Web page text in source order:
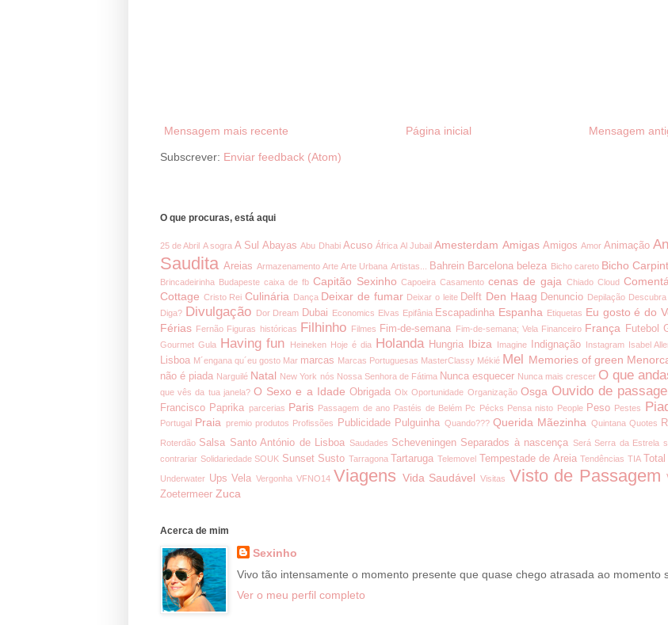
Mensagem mais recente Mensagem
Página inicial
Subscrever: Enviar feedback (Atom)
O que procuras, está aqui
25 de Abril A sogra A Sul Abayas Abu Dhabi Acuso África Al Jubail Amesterdam Amigas Amigos Amor Animação
Saudita Areias Armazenamento Arte Arte Urbana Artistas... Bahrein Barcelona beleza Bicho careto Bicho
Brincadeirinha Budapeste caixa de fb Capitão Sexinho Capoeira Casamento cenas de gaja Chiado Cloud
Cottage Cristo Rei Culinária Dança Deixar de fumar Deixar o leite Delft Den Haag Denuncio Depilação
Diga? Divulgação Dor Dream Dubai Economics Elvas Epifânia Escapadinha Espanha Etiquetas Eu gosto é do
Férias Fernão Figuras históricas Filhinho Filmes Fim-de-semana Fim-de-semana; Vela Financeiro França Futebol
Gourmet Gula Having fun Heineken Hoje é dia Holanda Hungria Ibiza Imagine Indignação Instagram Isabel
Lisboa M´engana qu´eu gosto Mar marcas Marcas Portuguesas MasterClassy Mékié Mel Memories of green
não é piada Narguilé Natal New York nós Nossa Senhora de Fátima Nunca esquecer Nunca mais crescer O que
que vês da tua janela? O Sexo e a Idade Obrigada Olx Oportunidade Organização Osga Ouvido de
Francisco Paprika parcerias Paris Passagem de ano Pastéis de Belém Pc Pécks Pensa nisto People Peso Pestes
Portugal Praia premio produtos Profissões Publicidade Pulguinha Quando??? Querida Mãezinha Quintana Quotes
Roterdão Salsa Santo António de Lisboa Saudades Scheveningen Separados à nascença Será Serra da Estrela
contrariar Solidariedade SOUK Sunset Susto Tarragona Tartaruga Telemovel Tempestade de Areia Tendências TIA
Underwater Ups Vela Vergonha VFNO14 Viagens Vida Saudável Visitas Visto de Passagem
Zoetermeer Zuca
Acerca de mim
Sexinho
Vivo tão intensamente o momento presente que quase chego atrasada ao momento
Ver o meu perfil completo